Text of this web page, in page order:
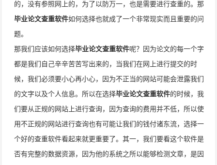
的，没有参照网上的，为了以防万一，也是需要进行查重的。那
毕业论文查重软件如何选择也就成了一个非常现实而且重要的问
题。
那我们应该如何选择毕业论文查重软件呢？因为论文的每一个字
都是我们自己辛辛苦苦写出来的，当我们在网上进行提交的时
候，我们必须要小心再小心，因为不正当的网站可能会泄露我们
的文字以及个人信息。所以在选择毕业论文查重软件的时候，我
们要从正规的网站上进行查询，因为查询的费用并不低，所以使
用不正规的网站进行查询也有可能让我们的钱付诸东流，选择一
个好的查重软件看起来就更重要了。其一，我们要看这个软件是
否有完整的数据资源，因为他的系统之所以能够检测文章，是因